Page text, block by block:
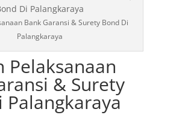
Bank Garansi & Surety Bond Di
Palangkaraya
Pelaksanaan
& Surety
Palangkaraya